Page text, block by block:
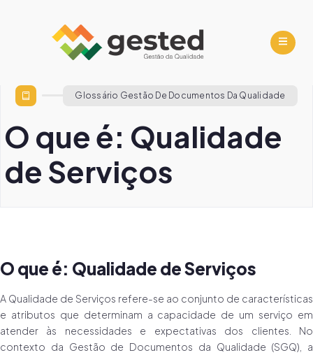
Glossário Gestão De Documentos Da Qualidade
O que é: Qualidade
de Serviços
O que é: Qualidade de Serviços
A Qualidade de Serviços refere-se ao conjunto de características
e atributos que determinam a capacidade de um serviço em
atender às necessidades e expectativas dos clientes. No
contexto da Gestão de Documentos da Qualidade (SGQ), a